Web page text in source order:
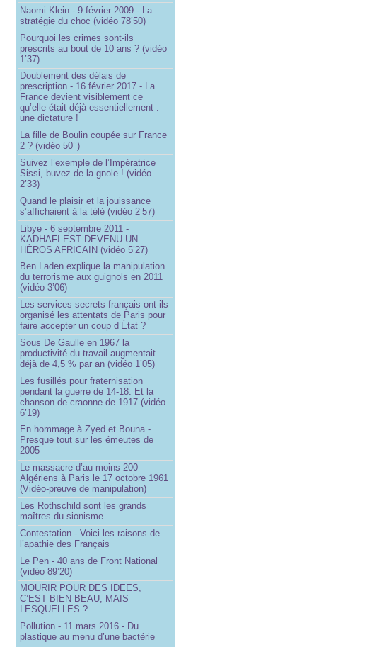
Naomi Klein - 9 février 2009 - La
stratégie du choc (vidéo 78’50)
Pourquoi les crimes sont-ils
prescrits au bout de 10 ans ? (vidéo
1’37)
Doublement des délais de
prescription - 16 février 2017 - La
France devient visiblement ce
qu’elle était déjà essentiellement :
une dictature !
La fille de Boulin coupée sur France
2 ? (vidéo 50’’)
Suivez l’exemple de l’Impératrice
Sissi, buvez de la gnole ! (vidéo
2’33)
Quand le plaisir et la jouissance
s’affichaient à la télé (vidéo 2’57)
Libye - 6 septembre 2011 -
KADHAFI EST DEVENU UN
HÉROS AFRICAIN (vidéo 5’27)
Ben Laden explique la manipulation
du terrorisme aux guignols en 2011
(vidéo 3’06)
Les services secrets français ont-ils
organisé les attentats de Paris pour
faire accepter un coup d’État ?
Sous De Gaulle en 1967 la
productivité du travail augmentait
déjà de 4,5 % par an (vidéo 1’05)
Les fusillés pour fraternisation
pendant la guerre de 14-18. Et la
chanson de craonne de 1917 (vidéo
6’19)
En hommage à Zyed et Bouna -
Presque tout sur les émeutes de
2005
Le massacre d’au moins 200
Algériens à Paris le 17 octobre 1961
(Vidéo-preuve de manipulation)
Les Rothschild sont les grands
maîtres du sionisme
Contestation - Voici les raisons de
l’apathie des Français
Le Pen - 40 ans de Front National
(vidéo 89’20)
MOURIR POUR DES IDEES,
C’EST BIEN BEAU, MAIS
LESQUELLES ?
Pollution - 11 mars 2016 - Du
plastique au menu d’une bactérie